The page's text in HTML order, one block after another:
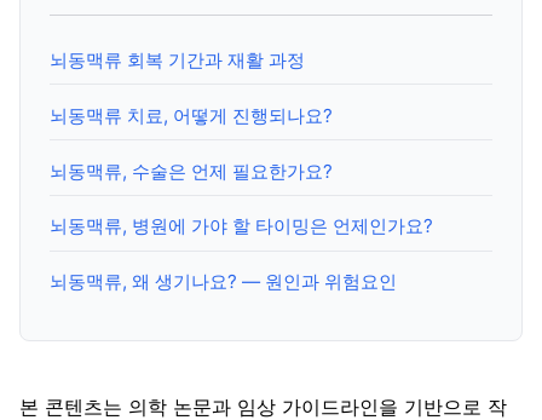
뇌동맥류 회복 기간과 재활 과정
뇌동맥류 치료, 어떻게 진행되나요?
뇌동맥류, 수술은 언제 필요한가요?
뇌동맥류, 병원에 가야 할 타이밍은 언제인가요?
뇌동맥류, 왜 생기나요? — 원인과 위험요인
본 콘텐츠는 의학 논문과 임상 가이드라인을 기반으로 작